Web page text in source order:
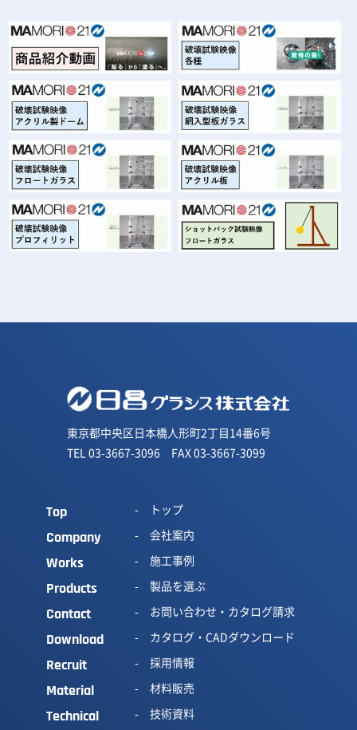
東京都中央区日本橋人形町2丁目14番6号
TEL 03-3667-3096 FAX 03-3667-3099
Top トップ
Company 会社案内
Works 施工事例
Products 製品を選ぶ
Contact お問い合わせ・カタログ請求
Download カタログ・CADダウンロード
Recruit 採用情報
Material 材料販売
Technical 技術資料